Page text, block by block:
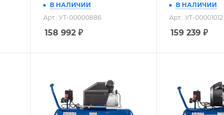
В НАЛИЧИИ
Арт.: УТ-00000886
158 992₽
В НАЛИЧИИ
Арт.: УТ-00001012
159 239 ₽